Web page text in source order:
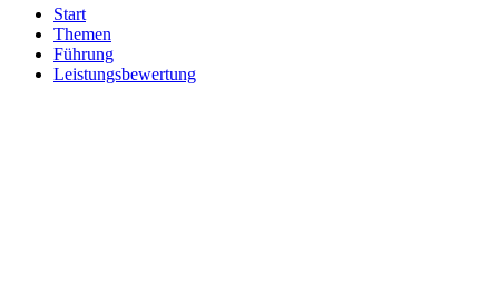
Start
Themen
Führung
Leistungsbewertung